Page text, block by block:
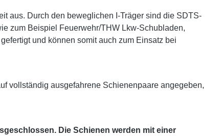
aus. Durch den beweglichen I-Träger sind die SDTS-
zum Beispiel Feuerwehr/THW Lkw-Schubladen,
und können somit auch zum Einsatz bei
vollständig ausgefahrene Schienenpaare angegeben,
Die Schienen werden mit einer